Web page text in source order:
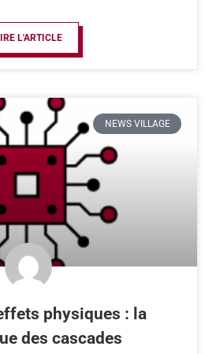
L'ARTICLE
NEWS VILLAGE
physiques : la
des cascades